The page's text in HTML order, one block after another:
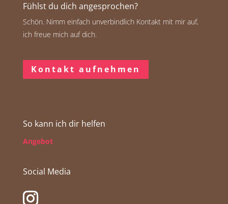
Fühlst du dich angesprochen?
Schön. Nimm einfach unverbindlich Kontakt mit mir auf,
ich freue mich auf dich.
Kontakt aufnehmen
So kann ich dir helfen
Angebot
Social Media